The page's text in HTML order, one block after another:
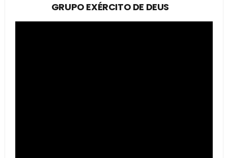
GRUPO EXÉRCITO DE DEUS